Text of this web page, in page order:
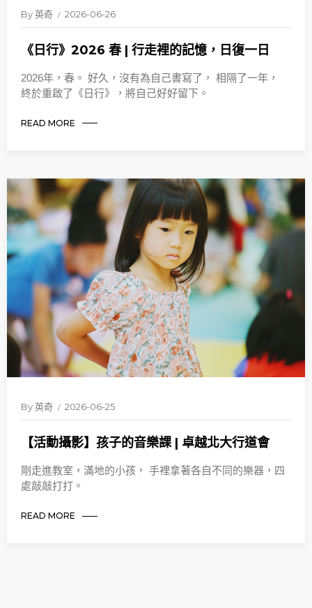
By英奇 2026-06-26
《日行》2026 春 | 行走裡的記憶，日復一日
2026年，春。 好久，沒有為自己書寫了， 相隔了一年，
終於重啟了《日行》，將自己好好留下。
READ MORE
By英奇 2026-06-25
【活動攝影】孩子的音樂課 | 卓越北大行道會
剛走進教室，滿地的小孩， 手裡拿著各自不同的樂器，四
處敲敲打打。
READ MORE